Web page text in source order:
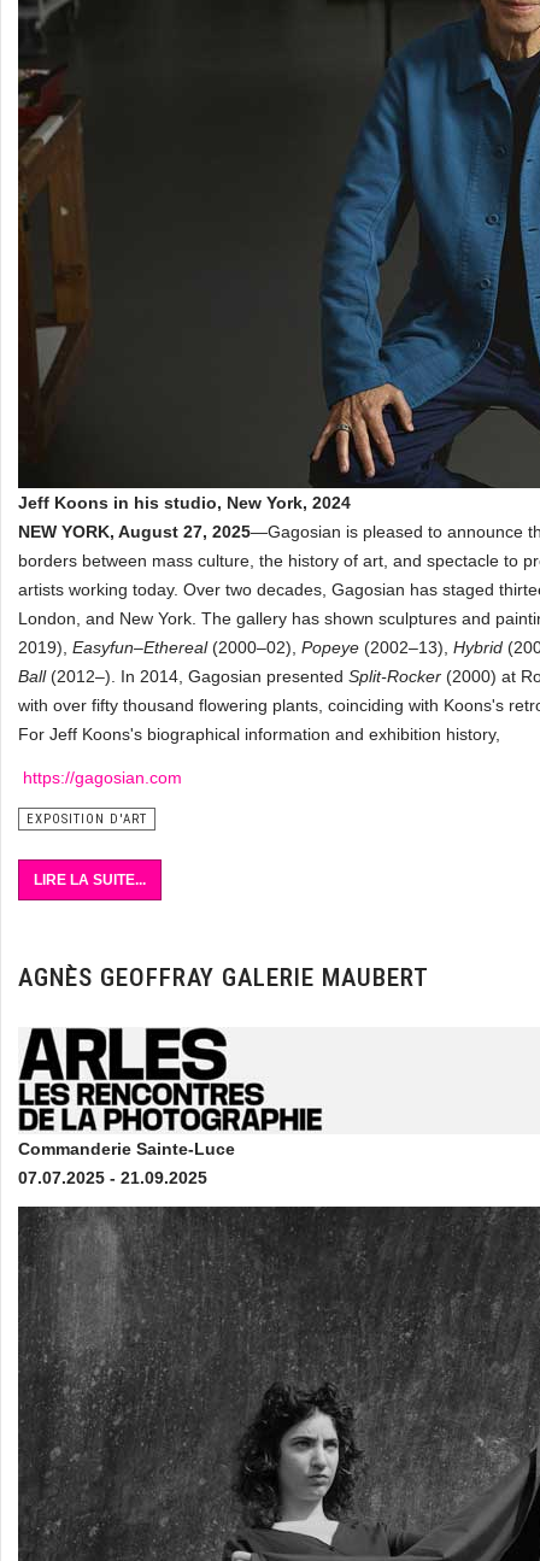
Jeff Koons in his studio, New York, 2024
NEW YORK, August 27, 2025—Gagosian is pleased to announce
borders between mass culture, the history of art, and spectacle to
artists working today. Over two decades, Gagosian has staged
London, and New York. The gallery has shown sculptures and
2019), Easyfun–Ethereal(2000–02), Popeye (2002–13), Hybrid
Ball(2012–). In 2014, Gagosian presented Split-Rocker (2000) at
with over fifty thousand flowering plants, coinciding with Koons's
For Jeff Koons's biographical information and exhibition history,
https://gagosian.com
EXPOSITION D'ART
LIRE LA SUITE...
AGNÈS GEOFFRAY GALERIE MAUBERT
Commanderie Sainte-Luce
07.07.2025 - 21.09.2025